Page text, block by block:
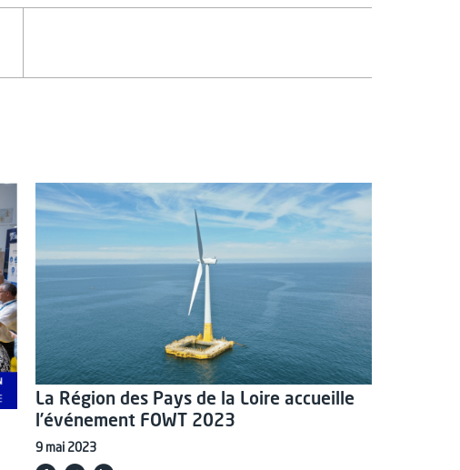
La Région des Pays de la Loire accueille
l’événement FOWT 2023
9 mai 2023